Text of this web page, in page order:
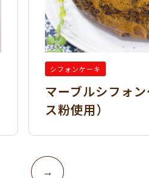
シフォンケーキ
マーブルシフォ
ス粉使用）